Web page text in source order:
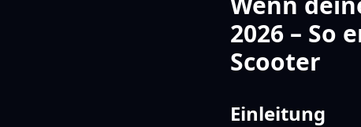
2026 – So
Scooter
Einleitung